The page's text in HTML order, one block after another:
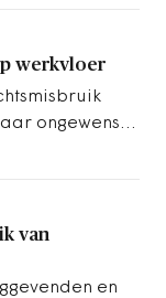
werkvloer
ongewenst
van
en